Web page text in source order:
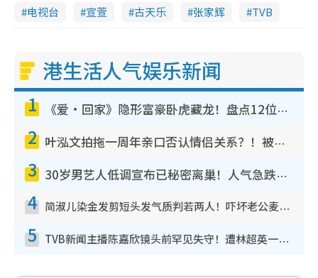
电视台 宣萱 古天乐 张家辉 TVB
港生活人气娱乐新闻
1 《爱·回家》隐形富豪卧虎藏龙！盘点12位财气逼人的有钱艺人：这位美女3亿身家不愁做
2 叶泓文拍拖一周年亲口否认情侣关系？！被质疑感情造假竟称GM“普通同事”
3 30岁男艺人低调宣布已秘密离巢！人气急跌变失踪人口：“这几年过得并不容易”
4 简淑儿染金发剪短头发气质判若两人！吓坏老公麦大力都认不出：“你做什么？”
5 TVB新闻主播陈嘉欣镜头前罕见失守！遭林超英一句话突袭吓坏当场大笑